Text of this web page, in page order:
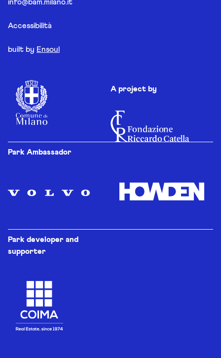
info@bam.milano.it
Accessibilità
built by Ensoul
A project by
Park Ambassador
Park developer and
supporter